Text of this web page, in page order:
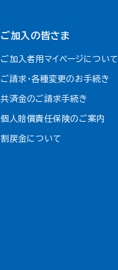
ご加入の皆さま
ご加入者用マイページについて
ご請求・各種変更のお手続き
共済金のご請求手続き
個人賠償責任保険のご案内
割戻金について​